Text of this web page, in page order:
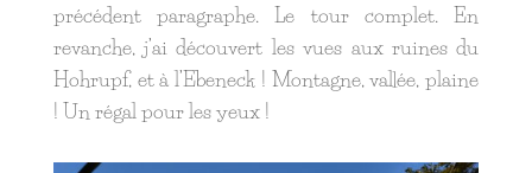
précédent paragraphe. Le tour complet. En
revanche, j’ai découvert les vues aux ruines du
Hohrupf, et à l’Ebeneck ! Montagne, vallée, plaine
! Un régal pour les yeux !